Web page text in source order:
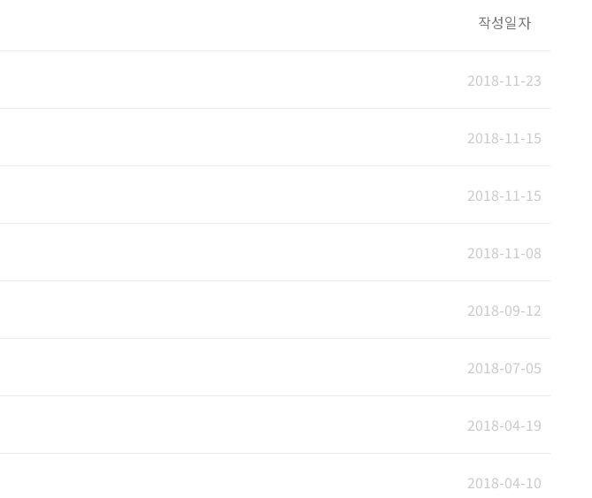
작성일자
2018-11-23
2018-11-15
2018-11-15
2018-11-08
2018-09-12
2018-07-05
2018-04-19
2018-04-10